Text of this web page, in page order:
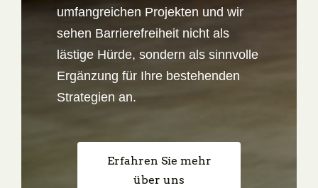
umfangreichen Projekten und wir
sehen Barrierefreiheit nicht als
lästige Hürde, sondern als sinnvolle
Ergänzung für Ihre bestehenden
Strategien an.
Erfahren Sie mehr
über uns